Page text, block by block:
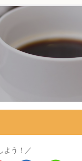
よう！／